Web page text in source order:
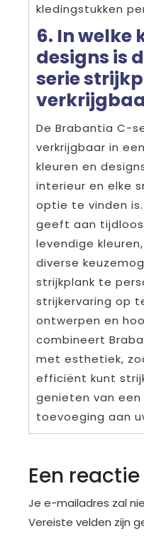
kledingstukken
6. In welke
designs is
serie
De Brabantia C-
verkrijgbaar in
kleuren en
interieur en elke
optie te vinden
geeft aan
levendige
diverse
strijkplank te
strijkervaring op
ontwerpen en
combineert
met esthetiek,
efficiënt kunt
genieten van een
toevoeging aan
Een
Je e-mailadres zal
Vereiste velden zijn